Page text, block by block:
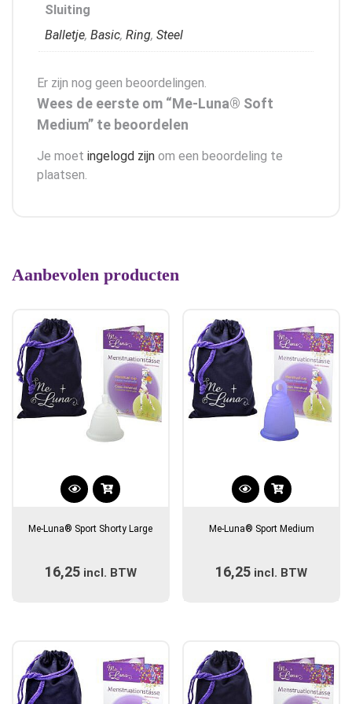
Sluiting
Balletje, Basic, Ring, Steel
Er zijn nog geen beoordelingen.
Wees de eerste om “Me-Luna® Soft
Medium” te beoordelen
Je moet ingelogd zijn om een beoordeling te
plaatsen.
Aanbevolen producten
Dit
heeft
variaties.
worden
op
Me-Luna® Sport Shorty Large
16,25 incl. BTW
Dit
heeft
variaties.
worden
op
Me-Luna® Sport Medium
16,25 incl. BTW